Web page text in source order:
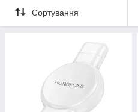
Сортування